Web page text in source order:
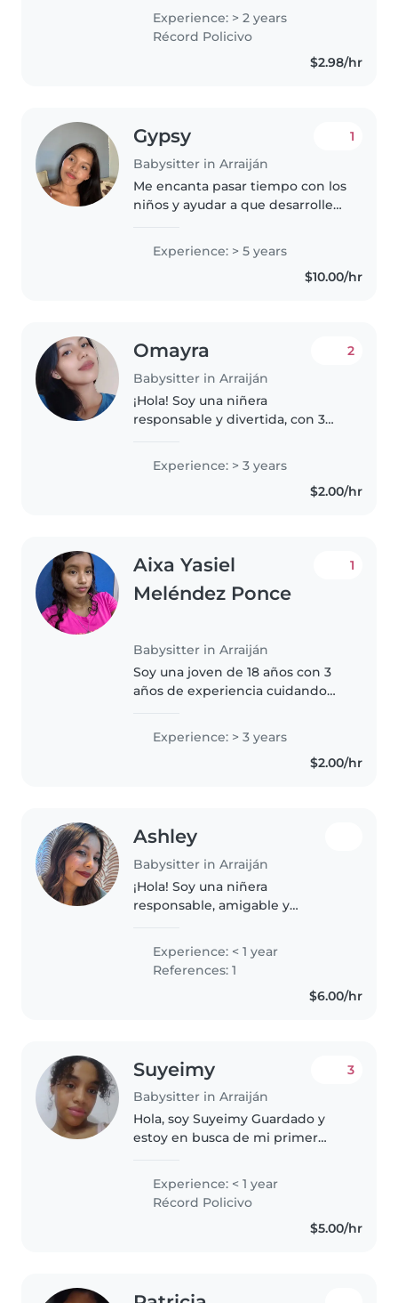
respeto y determinación. Cada
día me esfuerzo por crecer
Experience: > 2 years
Récord Policivo
$2.98/hr
Gypsy
Babysitter in Arraiján
1
Me encanta pasar tiempo con los
niños y ayudar a que desarrollen
5 años de experiencia cuidando
niños de diferentes edades,
Experience: > 5 years
$10.00/hr
Omayra
Babysitter in Arraiján
2
¡Hola! Soy una niñera
responsable y divertida, con 3
bebés, niños pequeños y
preescolares. Tengo experiencia
trabajando con niños con TDAH y
Experience: > 3 years
$2.00/hr
Aixa Yasiel
Meléndez Ponce
Babysitter in Arraiján
1
Soy una joven de 18 años con 3
años de experiencia cuidando
adolescentes. Me considero una
persona divertida, responsable y
paciente. Puedo leer cuentos,
Experience: > 3 years
$2.00/hr
Ashley
Babysitter in Arraiján
¡Hola! Soy una niñera
responsable, amigable y
juegos. Tengo experiencia con
niños en edad escolar. Me
Experience: < 1 year
References: 1
$6.00/hr
Suyeimy
Babysitter in Arraiján
3
Hola, soy Suyeimy Guardado y
estoy en busca de mi primer
cuento con experiencia formal,
soy una persona responsable,
Experience: < 1 year
Récord Policivo
$5.00/hr